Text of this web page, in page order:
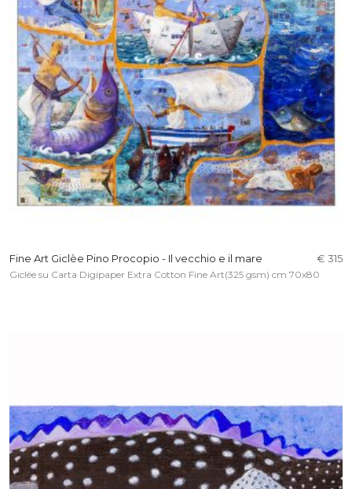
Fine Art Giclèe Pino Procopio - Il vecchio e il mare € 315
Giclèe su Carta Digipaper Extra Cotton Fine Art(325 gsm) cm 70x80